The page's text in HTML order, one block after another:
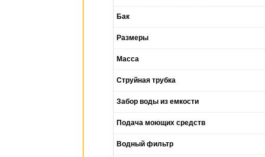
Бак
Размеры
Масса
Струйная трубка
Забор воды из емкости
Подача моющих средств
Водный фильтр